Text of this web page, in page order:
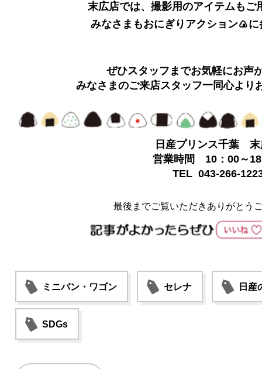
末広店では、撮影用のアイテムもご
みなさまもおにぎりアクション🍙
ぜひスタッフまでお気軽にお声
みなさまのご来店スタッフ一同心より
日産プリンス千葉 末
営業時間 10：00～
TEL 043-266-
最後までご覧いただきありがとう
ミニバン・ワゴン セレナ 日産
SDGs